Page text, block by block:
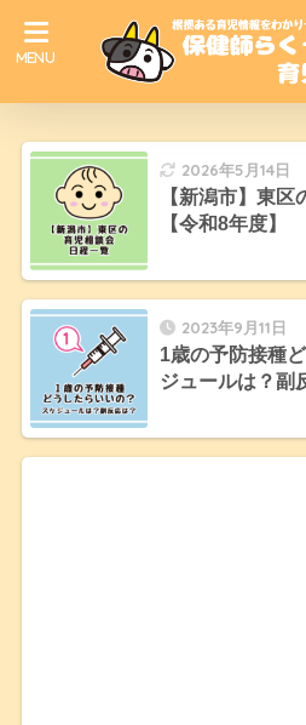
2026年5月14日
【新潟市】東
【令和8年度】
2023年9月11日
1歳の予防接種
ジュールは？副